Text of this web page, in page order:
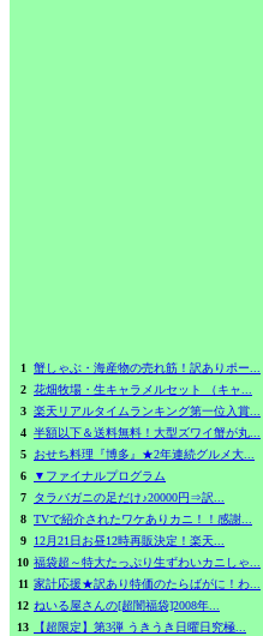
1
蟹しゃぶ・海産物の売れ筋！訳ありポー...
2 花畑牧場・生キャラメルセット （キャ...
3 楽天リアルタイムランキング第一位入賞...
4 半額以下＆送料無料！大型ズワイ蟹が丸...
5
おせち料理『博多』★2年連続グルメ大...
6
▼ファイナルプログラム
7
タラバガニの足だけ♪20000円⇒訳...
8 TVで紹介されたワケありカニ！！感謝...
9
12月21日お昼12時再販決定！楽天...
10 福袋超～特大たっぷり生ずわいカニしゃ...
11 家計応援★訳あり特価のたらばがに！わ...
12 ねいる屋さんの[超闇福袋]2008年...
13
【超限定】第3弾 うきうき日曜日究極...